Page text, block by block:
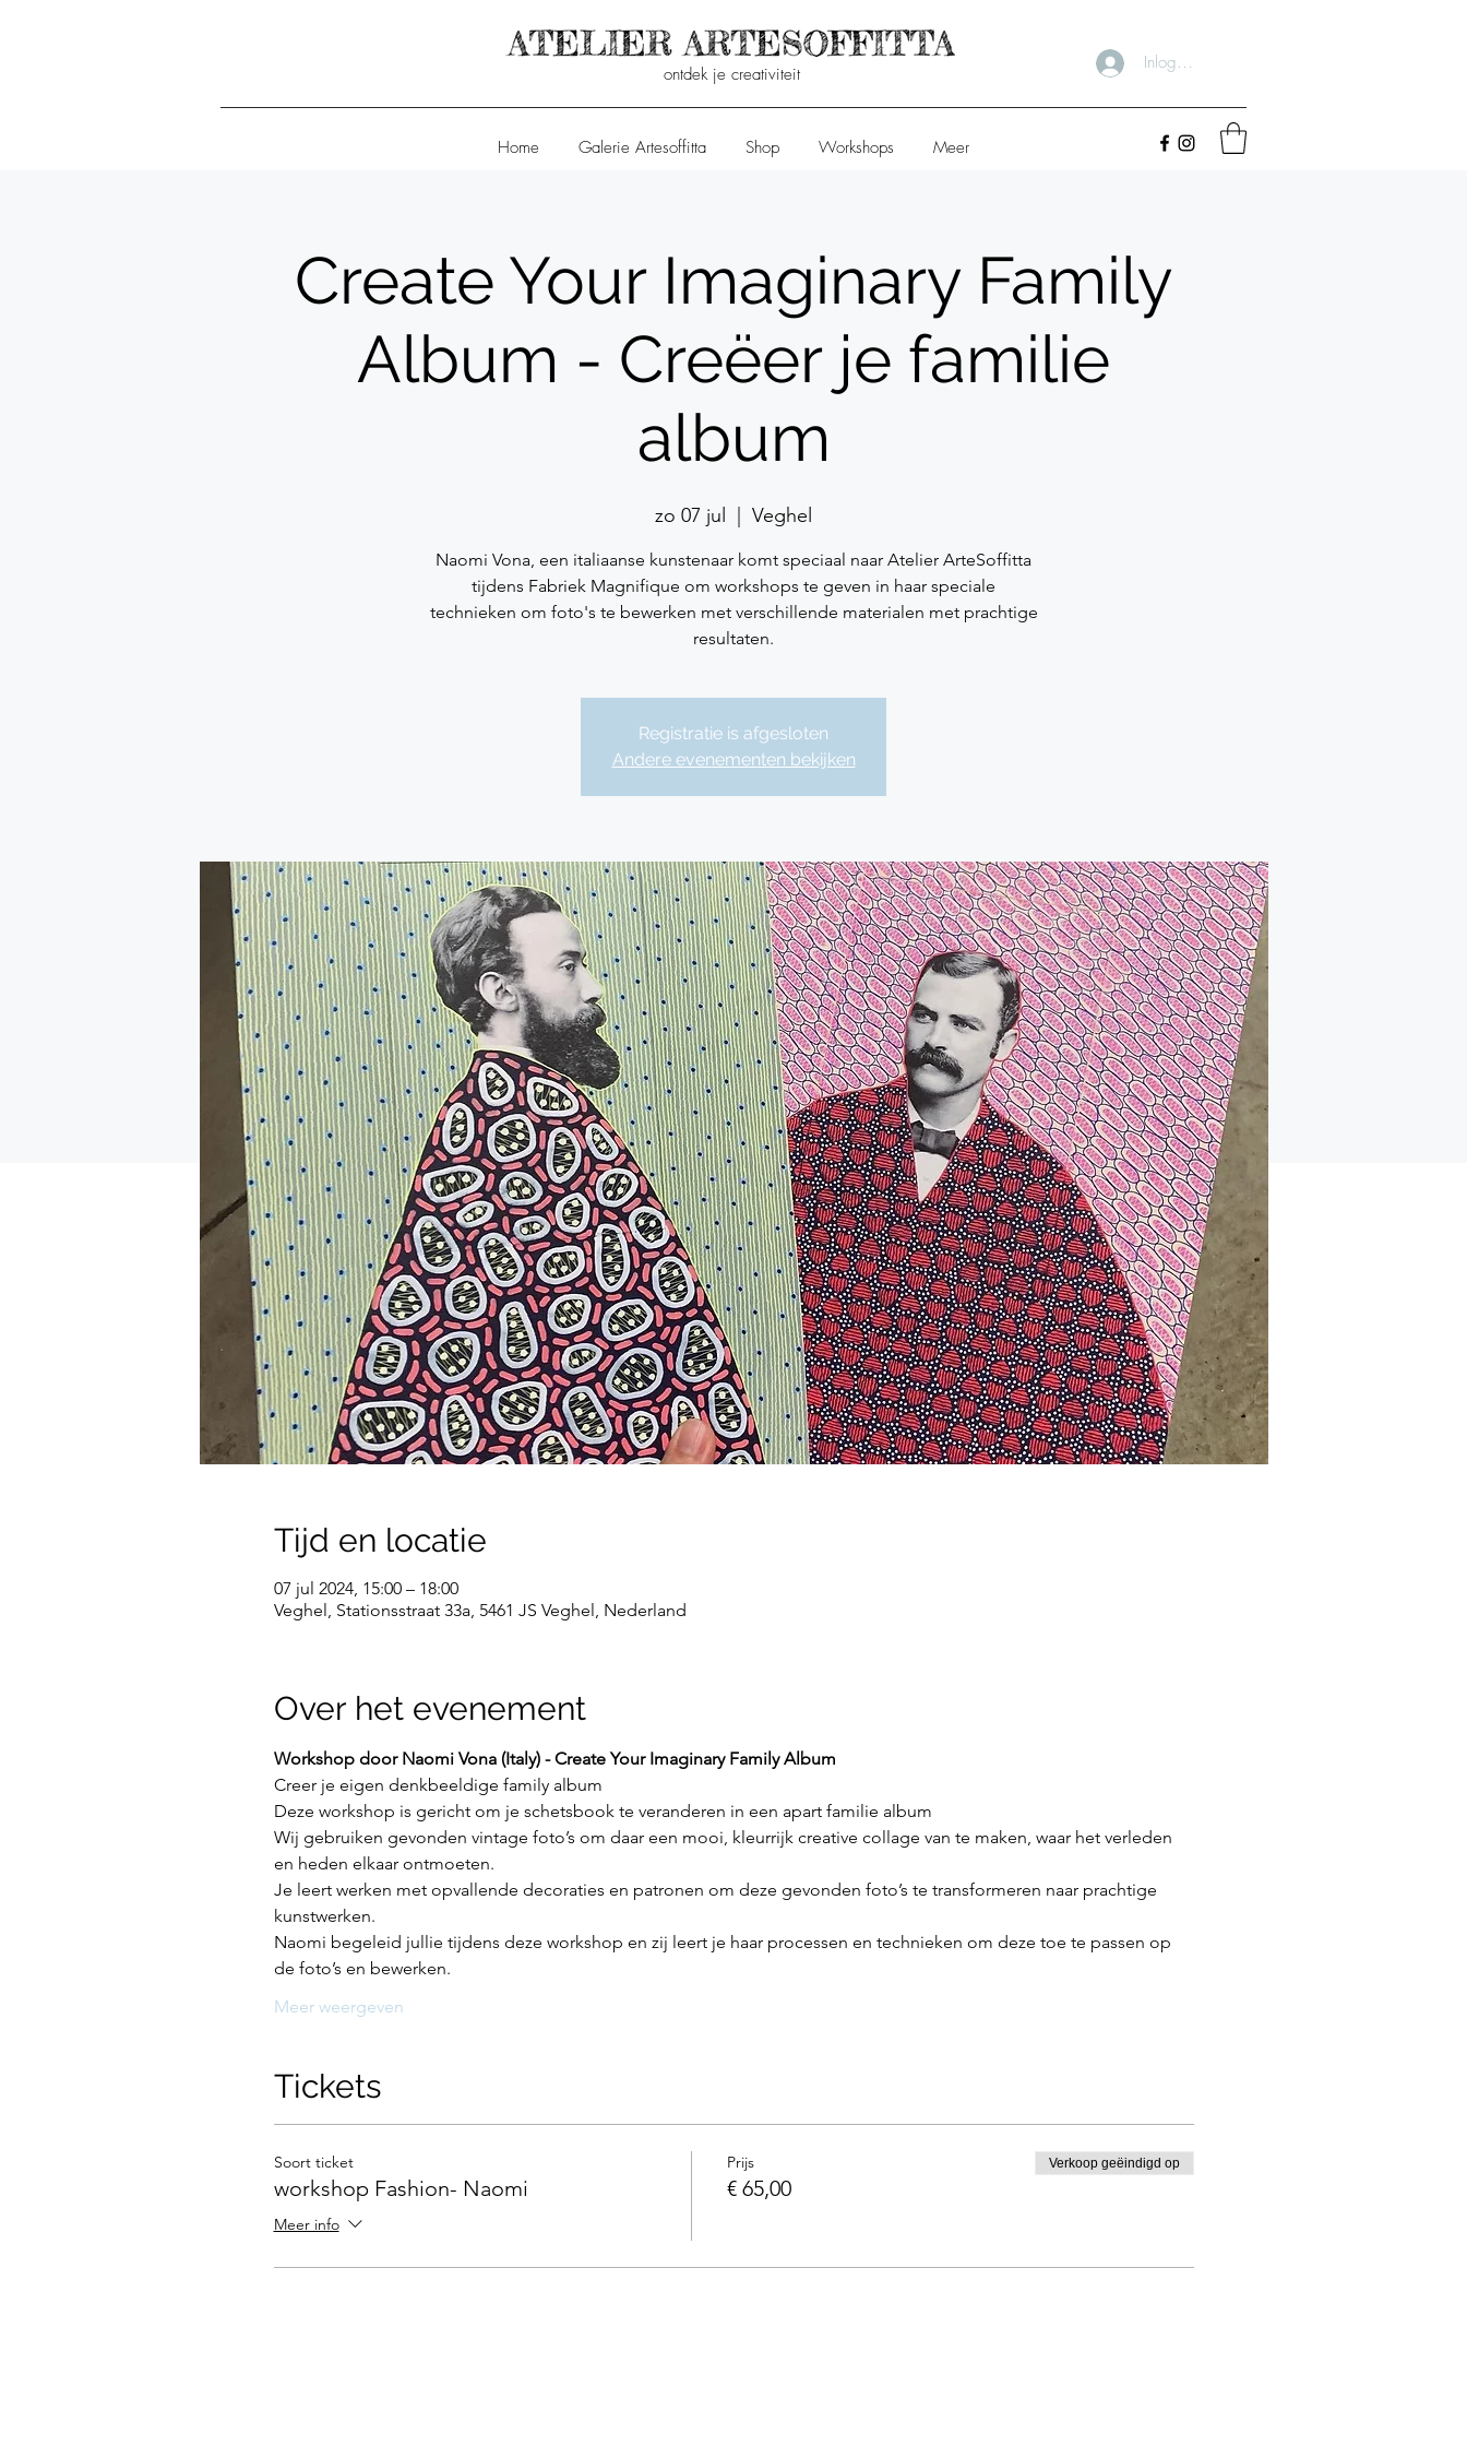
ontdek je creativiteit
Inloggen
Home Galerie Artesoffitta Shop Workshops Meer
Create Your Imaginary Family
Album - Creëer je familie
album
zo 07 jul
  |
Veghel
Naomi Vona, een italiaanse kunstenaar komt speciaal naar Atelier ArteSoffitta
tijdens Fabriek Magnifique om workshops te geven in haar speciale
technieken om foto's te bewerken met verschillende materialen met prachtige
resultaten.
Registratie is afgesloten
Andere evenementen bekijken
Tijd en locatie
07 jul 2024, 15:00 – 18:00
Veghel, Stationsstraat 33a, 5461 JS Veghel, Nederland
Over het evenement
Workshop door Naomi Vona (Italy) - Create Your Imaginary Family Album
Creer je eigen denkbeeldige family album
Deze workshop is gericht om je schetsbook te veranderen in een apart familie album
Wij gebruiken gevonden vintage foto’s om daar een mooi, kleurrijk creative collage van te maken, waar het verleden
en heden elkaar ontmoeten.
Je leert werken met opvallende decoraties en patronen om deze gevonden foto’s te transformeren naar prachtige
kunstwerken.
Naomi begeleid jullie tijdens deze workshop en zij leert je haar processen en technieken om deze toe te passen op
de foto’s en bewerken.
Meer weergeven
Tickets
Soort ticket
workshop Fashion- Naomi
Meer info
Prijs
€ 65,00
Verkoop geëindigd op